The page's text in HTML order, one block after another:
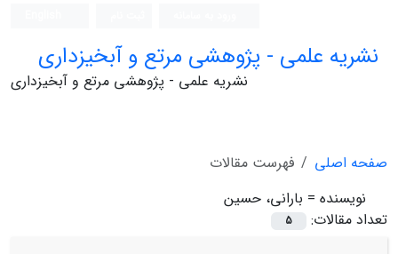
نشریه علمی - پژوهشی مرتع و آبخیزداری
نشریه علمی - پژوهشی مرتع و آبخیزداری
صفحه اصلی
فهرست مقالات
نویسنده = بارانی، حسین
تعداد مقالات:
5